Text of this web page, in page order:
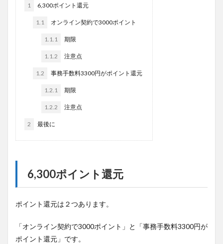
1 6,300ポイント還元
1.1 オンライン契約で3000ポイント
1.1.1 期限
1.1.2 注意点
1.2 事務手数料3300円がポイント還元
1.2.1 期限
1.2.2 注意点
2 最後に
6,300ポイント還元
ポイント還元は２つあります。
「オンライン契約で3000ポイント」と「事務手数料3300円が
ポイント還元」です。